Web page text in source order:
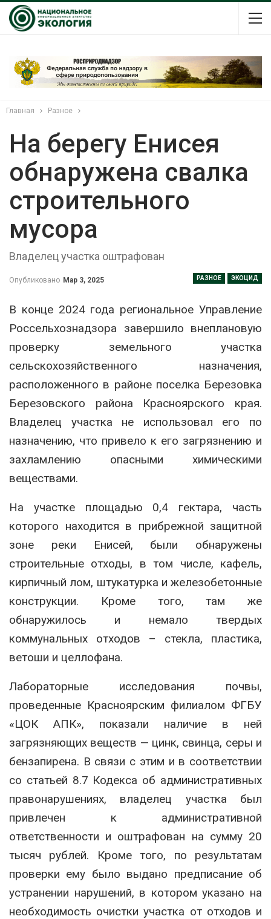
Главная Разное
На берегу Енисея
обнаружена свалка
строительного
мусора
Владелец участка оштрафован
РАЗНОЕ ЭКОЦИД
Опубликовано Мар 3, 2025
В конце 2024 года региональное Управление
Россельхознадзора завершило внеплановую
проверку земельного участка
сельскохозяйственного назначения,
расположенного в районе поселка Березовка
Березовского района Красноярского края.
Владелец участка не использовал его по
назначению, что привело к его загрязнению и
захламлению опасными химическими
веществами.
На участке площадью 0,4 гектара, часть
которого находится в прибрежной защитной
зоне реки Енисей, были обнаружены
строительные отходы, в том числе, кафель,
кирпичный лом, штукатурка и железобетонные
конструкции. Кроме того, там же
обнаружилось и немало твердых
коммунальных отходов – стекла, пластика,
ветоши и целлофана.
Лабораторные исследования почвы,
проведенные Красноярским филиалом ФГБУ
«ЦОК АПК», показали наличие в ней
загрязняющих веществ — цинк, свинца, серы и
бензапирена. В связи с этим и в соответствии
со статьей 8.7 Кодекса об административных
правонарушениях, владелец участка был
привлечен к административной
ответственности и оштрафован на сумму 20
тысяч рублей. Кроме того, по результатам
проверки ему было выдано предписание об
устранении нарушений, в котором указано на
необходимость очистки участка от отходов и